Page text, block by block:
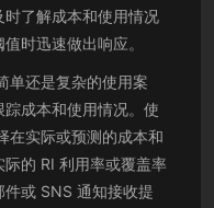
了解成本和使用情况
时迅速做出响应。
单还是复杂的使用案
成本和使用情况。使
在实际或预测的成本和
的 RI 利用率或覆盖率
或 SNS 通知接收提